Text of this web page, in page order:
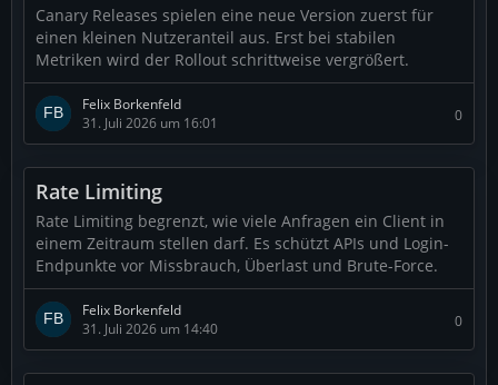
Canary Releases spielen eine neue Version zuerst für
einen kleinen Nutzeranteil aus. Erst bei stabilen
Metriken wird der Rollout schrittweise vergrößert.
Felix Borkenfeld
31. Juli 2026 um 16:01
0
Rate Limiting
Rate Limiting begrenzt, wie viele Anfragen ein Client in
einem Zeitraum stellen darf. Es schützt APIs und Login-
Endpunkte vor Missbrauch, Überlast und Brute-Force.
Felix Borkenfeld
31. Juli 2026 um 14:40
0